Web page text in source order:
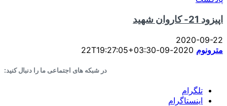
اپیزود 21- کاروان شهید
2020-09-22
مترونوم 2020-09-22T19:27:05+03:30
در شبکه های اجتماعی ما را دنبال کنید:
تلگرام
اینستاگرام